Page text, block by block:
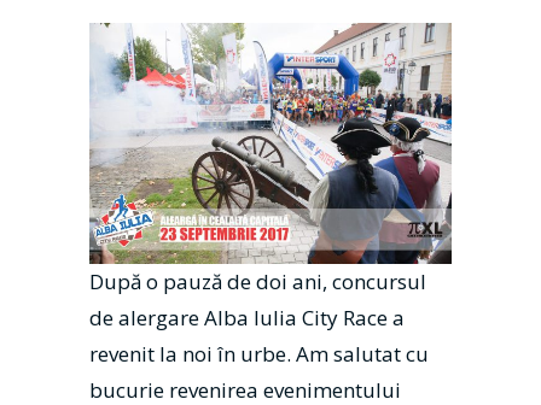
După o pauză de doi ani, concursul
de alergare Alba Iulia City Race a
revenit la noi în urbe. Am salutat cu
bucurie revenirea evenimentului